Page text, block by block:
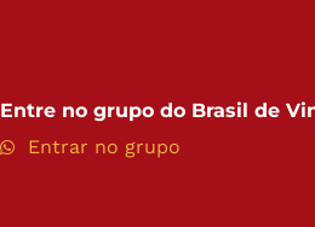
Entre no grupo do Brasil de
Entrar no grupo